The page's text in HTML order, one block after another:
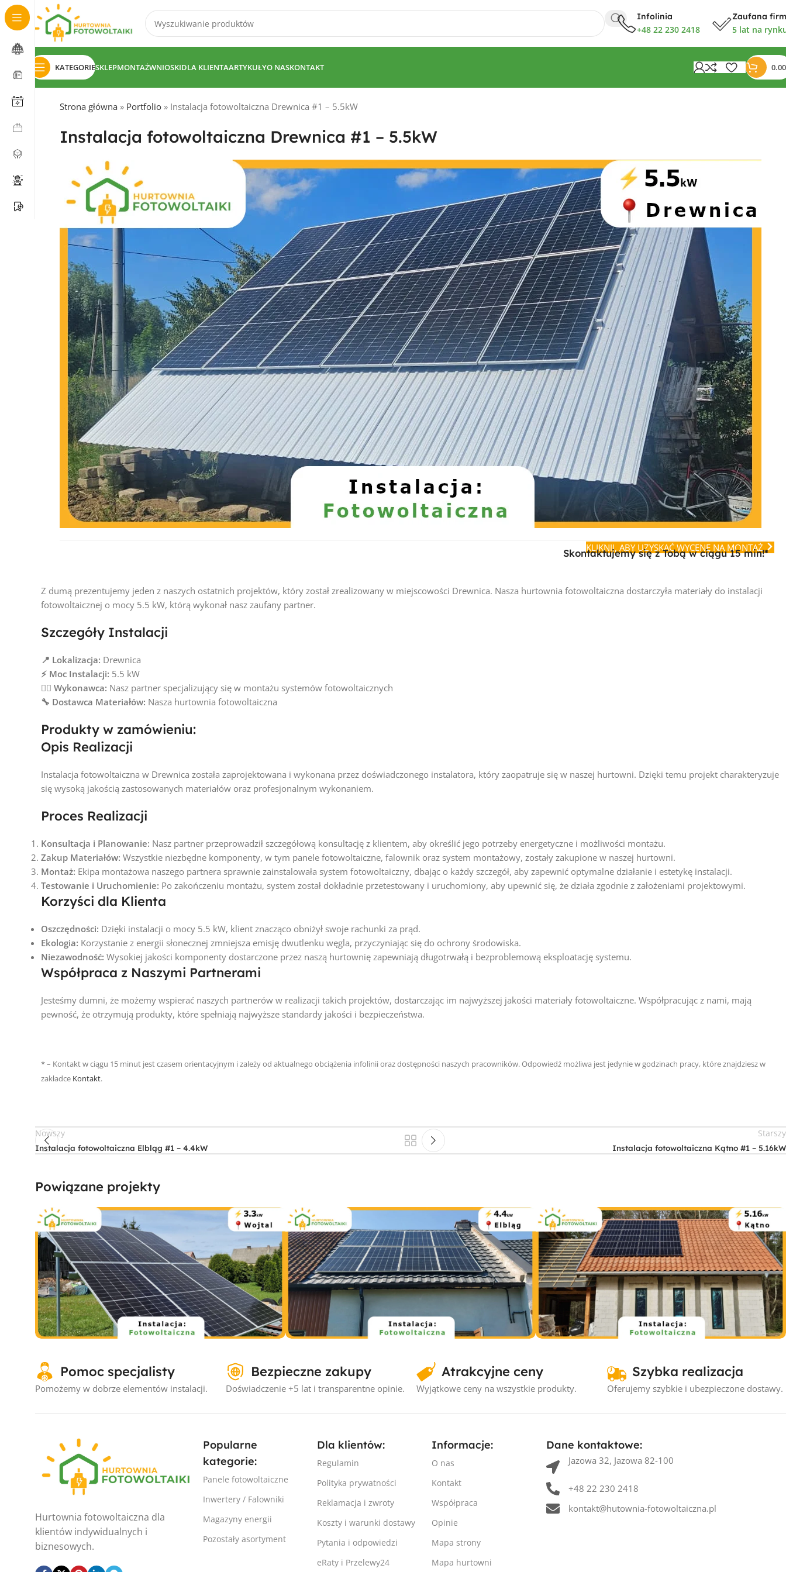
Infolinia
+48 22 230 2418
Zaufana
5 lat na
KATEGORIESKLEPMONTAŻWNIOSKIDLA KLIENTAARTYKUŁYO NASKONTAKT 0.00
Strona główna » Portfolio » Instalacja fotowoltaiczna Drewnica #1 – 5.5kW
Instalacja fotowoltaiczna Drewnica #1 – 5.5kW
KLIKNIJ, ABY UZYSKAĆ WYCENĘ NA MONTAŻ
Skontaktujemy się z Tobą w ciągu 15 min!*
Z dumą prezentujemy jeden z naszych ostatnich projektów, który został zrealizowany w miejscowości Drewnica. Nasza hurtownia fotowoltaiczna dostarczyła materiały do instalacji
fotowoltaicznej o mocy 5.5 kW, którą wykonał nasz zaufany partner.
Szczegóły Instalacji
📍 Lokalizacja: Drewnica
⚡ Moc Instalacji: 5.5 kW
👷‍♂️ Wykonawca: Nasz partner specjalizujący się w montażu systemów fotowoltaicznych
🔧 Dostawca Materiałów: Nasza hurtownia fotowoltaiczna
Produkty w zamówieniu:
Opis Realizacji
Instalacja fotowoltaiczna w Drewnica została zaprojektowana i wykonana przez doświadczonego instalatora, który zaopatruje się w naszej hurtowni. Dzięki temu projekt charakteryzuje
się wysoką jakością zastosowanych materiałów oraz profesjonalnym wykonaniem.
Proces Realizacji
Konsultacja i Planowanie: Nasz partner przeprowadził szczegółową konsultację z klientem, aby określić jego potrzeby energetyczne i możliwości montażu.
Zakup Materiałów: Wszystkie niezbędne komponenty, w tym panele fotowoltaiczne, falownik oraz system montażowy, zostały zakupione w naszej hurtowni.
Montaż: Ekipa montażowa naszego partnera sprawnie zainstalowała system fotowoltaiczny, dbając o każdy szczegół, aby zapewnić optymalne działanie i estetykę instalacji.
Testowanie i Uruchomienie: Po zakończeniu montażu, system został dokładnie przetestowany i uruchomiony, aby upewnić się, że działa zgodnie z założeniami projektowymi.
Korzyści dla Klienta
Oszczędności: Dzięki instalacji o mocy 5.5 kW, klient znacząco obniżył swoje rachunki za prąd.
Ekologia: Korzystanie z energii słonecznej zmniejsza emisję dwutlenku węgla, przyczyniając się do ochrony środowiska.
Niezawodność: Wysokiej jakości komponenty dostarczone przez naszą hurtownię zapewniają długotrwałą i bezproblemową eksploatację systemu.
Współpraca z Naszymi Partnerami
Jesteśmy dumni, że możemy wspierać naszych partnerów w realizacji takich projektów, dostarczając im najwyższej jakości materiały fotowoltaiczne. Współpracując z nami, mają
pewność, że otrzymują produkty, które spełniają najwyższe standardy jakości i bezpieczeństwa.
* – Kontakt w ciągu 15 minut jest czasem orientacyjnym i zależy od aktualnego obciążenia infolinii oraz dostępności naszych pracowników. Odpowiedź możliwa jest jedynie w godzinach pracy, które znajdziesz w
zakładce Kontakt.
Nowszy
Instalacja fotowoltaiczna Elbląg #1 – 4.4kW
Starszy
Instalacja fotowoltaiczna Kątno #1 – 5.16kW
Powiązane projekty
Instalacje fotowoltaiczne
Instalacja fotowoltaiczna Wojtal #1
– 3.3kW
Instalacje fotowoltaiczne
Instalacja fotowoltaiczna Elbląg #1
– 4.4kW
Instalacje fotowoltaiczne
Instalacja fotowoltaiczna Kątno #1
– 5.16kW
Pomoc specjalisty
Pomożemy w dobrze elementów instalacji.
Bezpieczne zakupy
Doświadczenie +5 lat i transparentne opinie.
Atrakcyjne ceny
Wyjątkowe ceny na wszystkie produkty.
Szybka realizacja
Oferujemy szybkie i ubezpieczone dostawy.
Hurtownia fotowoltaiczna dla
klientów indywidualnych i
biznesowych.
Popularne
kategorie:
Panele fotowoltaiczne
Inwertery / Falowniki
Magazyny energii
Pozostały asortyment
Dla klientów:
Regulamin
Polityka prywatności
Reklamacja i zwroty
Koszty i warunki dostawy
Pytania i odpowiedzi
eRaty i Przelewy24
Informacje:
O nas
Kontakt
Współpraca
Opinie
Mapa strony
Mapa hurtowni
Dane kontaktowe:
Jazowa 32, Jazowa 82-100
+48 22 230 2418
kontakt@hutownia-fotowoltaiczna.pl